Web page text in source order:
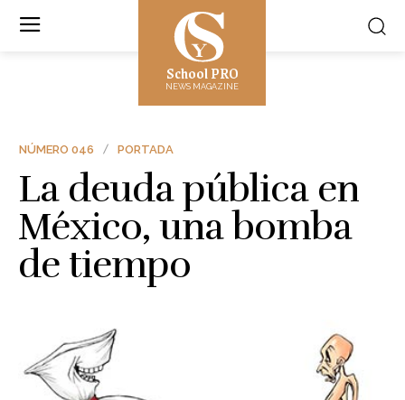
School PRO
NEWS MAGAZINE
NÚMERO 046 PORTADA
La deuda pública en
México, una bomba
de tiempo